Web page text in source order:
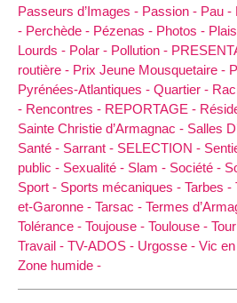
Passeurs d’Images - Passion - Pau -
- Perchède - Pézenas - Photos -
Lourds - Polar - Pollution -
routière - Prix Jeune Mousquetaire -
Pyrénées-Atlantiques - Quartier -
- Rencontres - REPORTAGE -
Sainte Christie d’Armagnac - Salles
Santé - Sarrant - SELECTION -
public - Sexualité - Slam - Société -
Sport - Sports mécaniques - Tarbes -
et-Garonne - Tarsac - Termes
Tolérance - Toujouse - Toulouse -
Travail - TV-ADOS - Urgosse - Vic
Zone humide -